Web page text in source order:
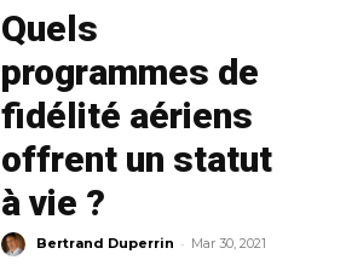
Quels
programmes de
fidélité aériens
offrent un statut
à vie ?
Bertrand Duperrin - Mar 30, 2021